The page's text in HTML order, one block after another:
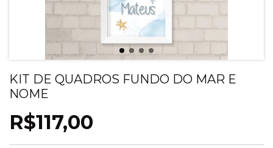
KIT DE QUADROS FUNDO DO MAR E
NOME
R$117,00